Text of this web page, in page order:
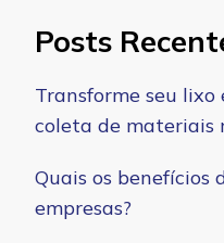
Posts
Transforme seu lixo
coleta de materiais
Quais os benefícios
empresas?